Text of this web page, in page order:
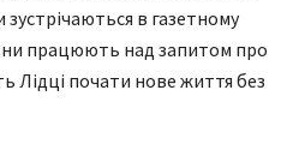
в газетному
працюють над запитом про
Лідці почати нове життя без